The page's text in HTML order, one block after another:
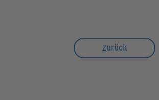
Zurück